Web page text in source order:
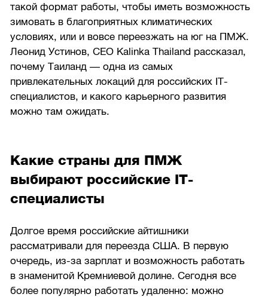
такой формат работы, чтобы иметь возможность
зимовать в благоприятных климатических
условиях, или и вовсе переезжать на юг на ПМЖ.
Леонид Устинов, CEO Kalinka Thailand рассказал,
почему Таиланд — одна из самых
привлекательных локаций для российских IT-
специалистов, и какого карьерного развития
можно там ожидать.
Какие страны для ПМЖ
выбирают российские IT-
специалисты
Долгое время российские айтишники
рассматривали для переезда США. В первую
очередь, из-за зарплат и возможность работать
в знаменитой Кремниевой долине. Сегодня все
более популярно работать удаленно: можно